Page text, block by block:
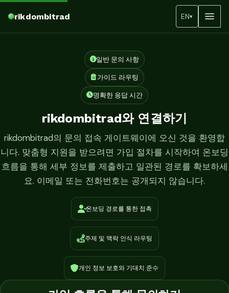
rikdombitrad EN▾
일반 문의 사항
가이드 라우팅
명확한 응답 시간
rikdombitrad와 연결하기
rikdombitrad의 문의 접속 게이트웨이에 오신 것을 환영합
니다. 맞춤형 지원을 받으려면 가입 절차를 시작하여 온보딩
흐름을 통해 세부 정보를 제출하고 일관된 경로를 확보하세
요. 이메일 또는 전화번호는 공개되지 않습니다.
온보딩 경로를 통한 접촉
주제 및 맥락 인식 라우팅
개인 정보 보호와 기대치 준수